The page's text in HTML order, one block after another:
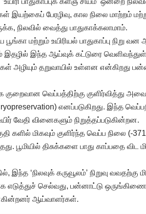
இயற்கைப் பேரழிவு, கால நிலை மாற்றம்
நிலவில் வைத்து பாதுகாக்கலாமாம்.
மற்றும் உயிரியல் பாதுகாப்பு நிறு
இந்த ஆய்வுக் கட்டுரை
அழியும் தறுவாயில் உள்ளன என்கிறது
குறைவான வெப்பத்திற்கு குளிர்வித்து
எனப்படுகிறது. இந்த
வேதி வினைகளும் நிறுத்தப்படுகின்றன.
களில் மிகவும் குளிர்ந்த வெப்ப நிலை
பூமியில் திசுக்களை பாது காப்பதை
இந்த ‘நிலவுக் கருவூலம்’ நிறுவு
செல்வது, பன்னாட்டு
ஆய்வாளர்கள்.